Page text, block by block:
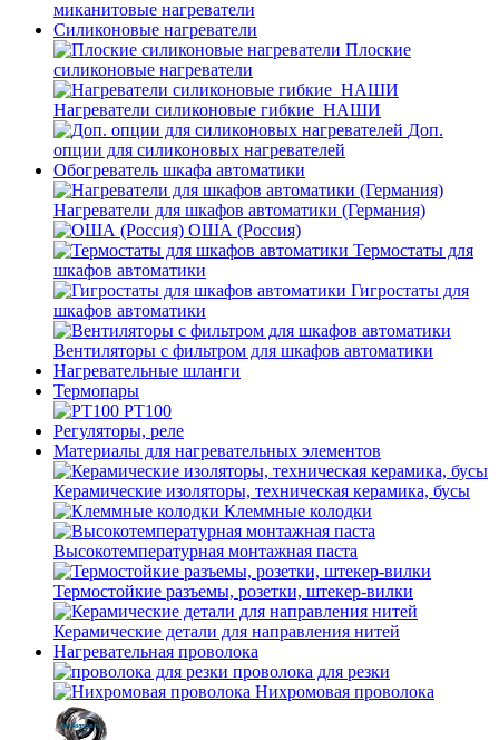
миканитовые нагреватели
Силиконовые нагреватели
Плоские
силиконовые нагреватели
Нагреватели силиконовые гибкие_НАШИ
Доп.
опции для силиконовых нагревателей
Обогреватель шкафа автоматики
Нагреватели для шкафов автоматики (Германия)
ОША (Россия)
Термостаты для
шкафов автоматики
Гигростаты для
шкафов автоматики
Вентиляторы с фильтром для шкафов автоматики
Нагревательные шланги
Термопары
PT100
Регуляторы, реле
Материалы для нагревательных элементов
Керамические изоляторы, техническая керамика, бусы
Клеммные колодки
Высокотемпературная монтажная паста
Термостойкие разъемы, розетки, штекер-вилки
Керамические детали для направления нитей
Нагревательная проволока
проволока для резки
Нихромовая проволока